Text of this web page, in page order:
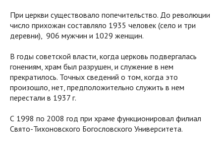
При церкви существовало попечительство. До революции
число прихожан составляло 1935 человек (село и три
деревни), 906 мужчин и 1029 женщин.
В годы советской власти, когда церковь подвергалась
гонениям, храм был разрушен, и служение в нем
прекратилось. Точных сведений о том, когда это
произошло, нет, предположительно служить в нем
перестали в 1937 г.
С 1998 по 2008 год при храме функционировал филиал
Свято-Тихоновского Богословского Университета.